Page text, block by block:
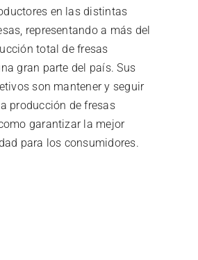
en las distintas
representando a más del
total de fresas
gran parte del país. Sus
son mantener y seguir
producción de fresas
garantizar la mejor
para los consumidores.